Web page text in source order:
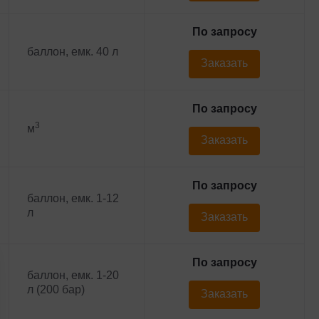
баллон, емк. 40 л
По запросу
Заказать
м3
По запросу
Заказать
баллон, емк. 1-12
л
По запросу
Заказать
баллон, емк. 1-20
л (200 бар)
По запросу
Заказать